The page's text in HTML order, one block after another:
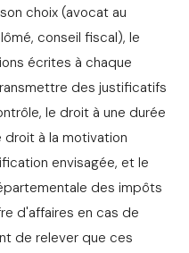
choix (avocat au
conseil fiscal), le
écrites à chaque
des justificatifs
le droit à une durée
droit à la motivation
envisagée, et le
des impôts
d'affaires en cas de
de relever que ces